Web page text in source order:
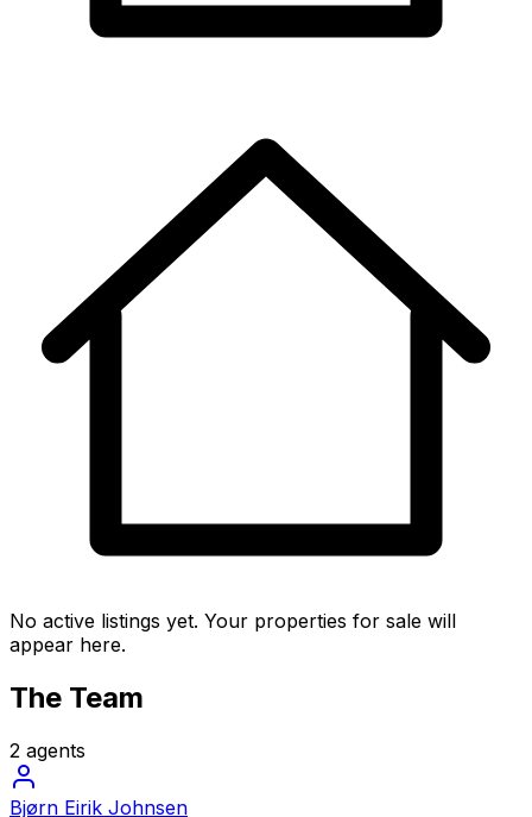
No active listings yet. Your properties for sale will
appear here.
The Team
2 agents
Bjørn Eirik Johnsen